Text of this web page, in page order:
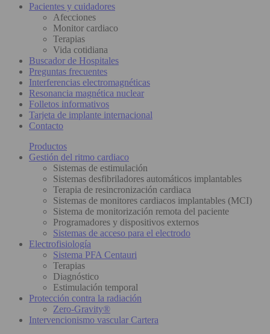
Pacientes y cuidadores
Afecciones
Monitor cardiaco
Terapias
Vida cotidiana
Buscador de Hospitales
Preguntas frecuentes
Interferencias electromagnéticas
Resonancia magnética nuclear
Folletos informativos
Tarjeta de implante internacional
Contacto
Productos
Gestión del ritmo cardiaco
Sistemas de estimulación
Sistemas desfibriladores automáticos implantables
Terapia de resincronización cardiaca
Sistemas de monitores cardiacos implantables (MCI)
Sistema de monitorización remota del paciente
Programadores y dispositivos externos
Sistemas de acceso para el electrodo
Electrofisiología
Sistema PFA Centauri
Terapias
Diagnóstico
Estimulación temporal
Protección contra la radiación
Zero-Gravity®
Intervencionismo vascular Cartera